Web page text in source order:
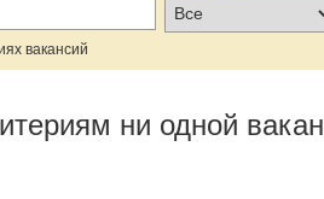
вакансий
ни одной